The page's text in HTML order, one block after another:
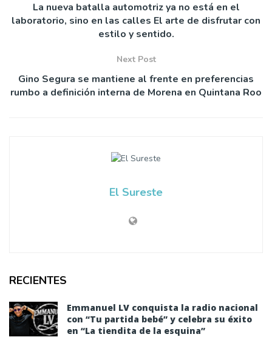
La nueva batalla automotriz ya no está en el
laboratorio, sino en las calles El arte de disfrutar con
estilo y sentido.
Next Post
Gino Segura se mantiene al frente en preferencias
rumbo a definición interna de Morena en Quintana Roo
El Sureste
RECIENTES
Emmanuel LV conquista la radio nacional
con “Tu partida bebé” y celebra su éxito
en “La tiendita de la esquina”